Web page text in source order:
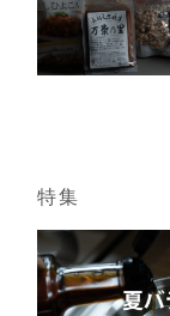
特集